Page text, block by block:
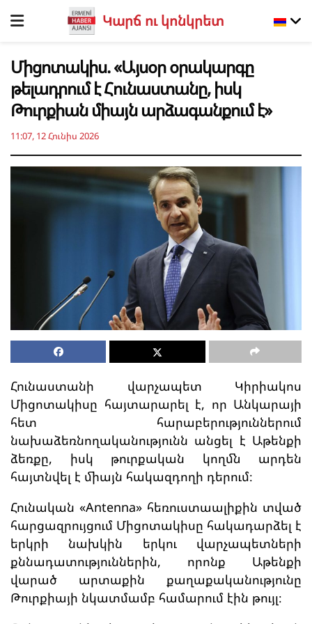
Կարճ ու կոնկրետ
Միցոտակիս. «Այսօր օրակարգը
թելադրում է Հունաստանը, իսկ
Թուրքիան միայն արձագանքում է»
11:07, 12 Հունիս 2026
Հունաստանի վարչապետ Կիրիակոս
Միցոտակիսը հայտարարել է, որ Անկարայի
հետ հարաբերություններում
նախաձեռնողականությունն անցել է Աթենքի
ձեռքը, իսկ թուրքական կողմն արդեն
հայտնվել է միայն հակազդողի դերում։
Հունական «Antenna» հեռուստաալիքին տված
հարցազրույցում Միցոտակիսը հակադարձել է
երկրի նախկին երկու վարչապետների
քննադատություններին, որոնք Աթենքի
վարած արտաքին քաղաքականությունը
Թուրքիայի նկատմամբ համարում էին թույլ։